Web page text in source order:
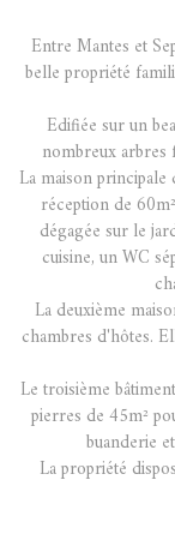
Entre Mantes et
belle propriété
Edifiée sur un
nombreux
La maison
réception de
dégagée sur le
cuisine, un WC
La deuxième
chambres d'hôtes.
Le troisième
pierres de 45m²
buanderie
La propriété